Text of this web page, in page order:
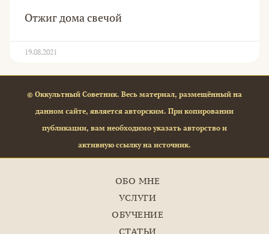
Отжиг дома свечой
19.08.2021
© Оккультный Советник. Весь материал, размещённый на
данном сайте, является авторским. При копировании
публикации, вам необходимо указать авторство и
активную ссылку на источник.
ОБО МНЕ
УСЛУГИ
ОБУЧЕНИЕ
СТАТЬИ